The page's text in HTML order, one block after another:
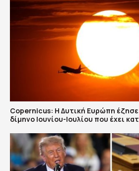
Copernicus: H Δυτική Ευρώπη
δίμηνο Ιουνίου-Ιουλίου που έχει